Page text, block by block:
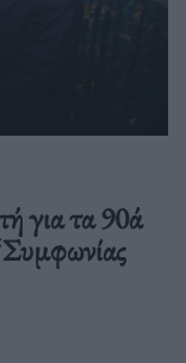
για τα 90ά